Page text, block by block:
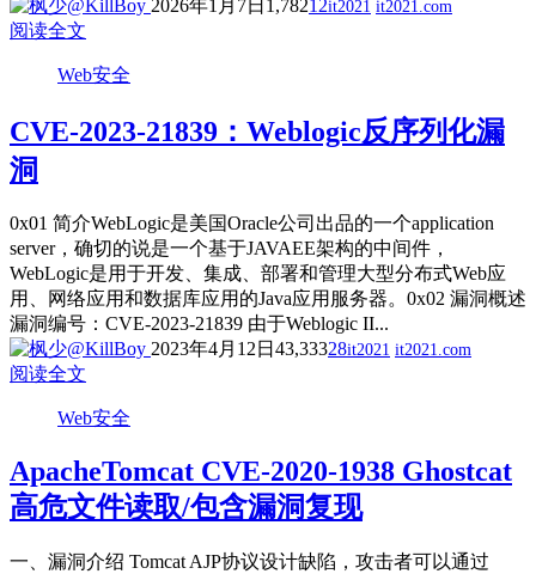
2026年1月7日 1,78212it2021 it2021.com
阅读全文
Web安全
CVE-2023-21839：Weblogic反序列化漏
洞
0x01 简介WebLogic是美国Oracle公司出品的一个application
server，确切的说是一个基于JAVAEE架构的中间件，
WebLogic是用于开发、集成、部署和管理大型分布式Web应
用、网络应用和数据库应用的Java应用服务器。0x02 漏洞概述
漏洞编号：CVE-2023-21839 由于Weblogic II...
2023年4月12日 43,33328it2021 it2021.com
阅读全文
Web安全
ApacheTomcat CVE-2020-1938 Ghostcat
高危文件读取/包含漏洞复现
一、漏洞介绍 Tomcat AJP协议设计缺陷，攻击者可以通过